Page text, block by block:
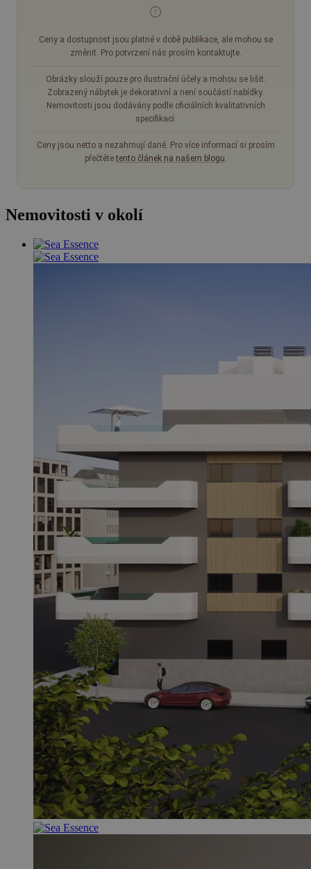
Ceny a dostupnost jsou platné v době publikace, ale mohou se
změnit. Pro potvrzení nás prosím kontaktujte.
Obrázky slouží pouze pro ilustrační účely a mohou se lišit.
Zobrazený nábytek je dekorativní a není součástí nabídky.
Nemovitosti jsou dodávány podle oficiálních kvalitativních
specifikací.
Ceny jsou netto a nezahrnují daně. Pro více informací si prosím
přečtětetento článek na našem blogu.
Nemovitosti v okolí